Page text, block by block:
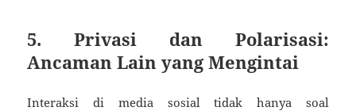
5. Privasi dan Polarisasi:
Ancaman Lain yang Mengintai
Interaksi di media sosial tidak hanya soal